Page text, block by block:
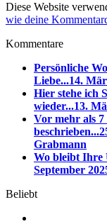
Diese Website
wie deine
Kommentare
Persönliche
Liebe...14.
Hier stehe ich
wieder...13.
Vor mehr als
beschrieben...
Grabmann
Wo bleibt Ihre
September
Beliebt